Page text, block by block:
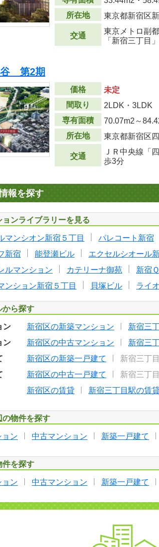
所在地
東京都新宿区
交通
東京メトロ副
「新宿三丁目
谷 第2期
価格
未定
間取り
2LDK・3LDK
専有面積
70.07m2 ～
所在地
東京都新宿区四
交通
ＪＲ中央線「
歩3分
報を探す
ンライブラリーを見る
マンシオン新宿５丁目 パレコート新宿
新宿
能登瀬ビル エクセルシオール
ルマンション
カテリーナ御苑 新宿
ンション新宿５丁目
貝塚ビル ライ
から探す
ン 新宿区の新築マンション
新宿三
ン
新宿区の中古マンション
新宿三
新宿区の新築一戸建て
新宿三丁
新宿区の中古一戸建て
新宿三丁
新宿区の賃貸 新宿三丁目駅の賃
の物件を探す
ョン 中古マンション 新築一戸建て
件を探す
ョン 中古マンション 新築一戸建て